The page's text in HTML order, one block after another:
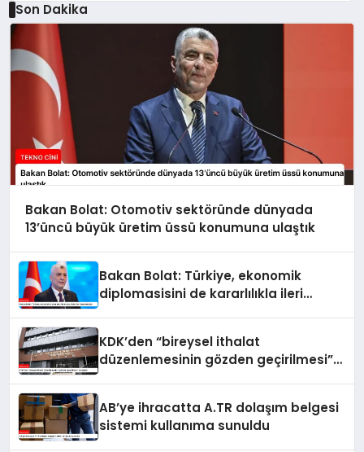
Son Dakika
Bakan Bolat: Otomotiv sektöründe dünyada
13’üncü büyük üretim üssü konumuna ulaştık
Bakan Bolat: Türkiye, ekonomik
diplomasisini de kararlılıkla ileri
KDK’den “bireysel ithalat
düzenlemesinin gözden geçirilmesi”
AB’ye ihracatta A.TR dolaşım belgesi
sistemi kullanıma sunuldu